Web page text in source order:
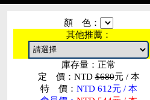
顏 色：
其他推薦：
庫存量：正常
定 價：NTD$680元 / 本
特 價： NTD 612元 / 本